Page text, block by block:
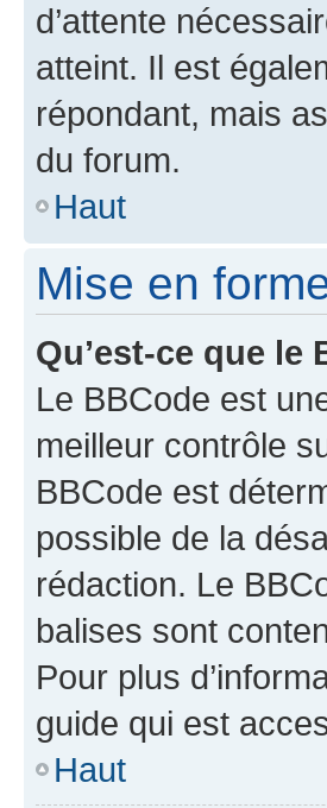
d’attente
atteint. Il est
répondant, mais
du forum.
Haut
Mise en
Qu’est-ce que le
Le BBCode est
meilleur contrôle
BBCode est
possible de la
rédaction. Le
balises sont
Pour plus
guide qui est
Haut